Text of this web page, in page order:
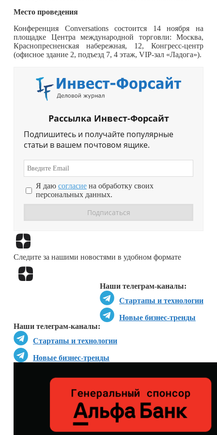
Место проведения
Конференция Conversations состоится 14 ноября на
площадке Центра международной торговли: Москва,
Краснопресненская набережная, 12, Конгресс-центр
(офисное здание 2, подъезд 7, 4 этаж, VIP-зал «Ладога»).
Рассылка Инвест-Форсайт
Подпишитесь и получайте популярные
статьи в вашем почтовом ящике.
Я даю согласие на обработку своих
персональных данных.
Следите за нашими новостями в удобном формате
Наши телеграм-каналы:
Стартапы и технологии
Новые бизнес-тренды
Наши телеграм-каналы:
Стартапы и технологии
Новые бизнес-тренды